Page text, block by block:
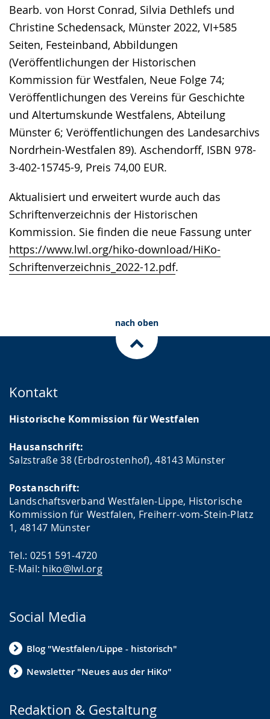
Bearb. von Horst Conrad, Silvia Dethlefs und
Christine Schedensack, Münster 2022, VI+585
Seiten, Festeinband, Abbildungen
(Veröffentlichungen der Historischen
Kommission für Westfalen, Neue Folge 74;
Veröffentlichungen des Vereins für Geschichte
und Altertumskunde Westfalens, Abteilung
Münster 6; Veröffentlichungen des Landesarchivs
Nordrhein-Westfalen 89). Aschendorff, ISBN 978-
3-402-15745-9, Preis 74,00 EUR.
Aktualisiert und erweitert wurde auch das
Schriftenverzeichnis der Historischen
Kommission. Sie finden die neue Fassung unter
https://www.lwl.org/hiko-download/HiKo-
Schriftenverzeichnis_2022-12.pdf.
nach oben
Kontakt
Historische Kommission für Westfalen
Hausanschrift:
Salzstraße 38 (Erbdrostenhof), 48143 Münster
Postanschrift:
Landschaftsverband Westfalen-Lippe, Historische
Kommission für Westfalen, Freiherr-vom-Stein-Platz
1, 48147 Münster
Tel.: 0251 591-4720
E-Mail: hiko@lwl.org
Social Media
Blog "Westfalen/Lippe - historisch"
Newsletter "Neues aus der HiKo"
Redaktion & Gestaltung